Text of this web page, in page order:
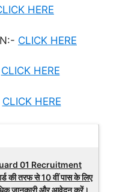
HERE
CLICK HERE
CLICK HERE
CLICK HERE
01 Recruitment
की तरफ से 10 वीं पास के लिए